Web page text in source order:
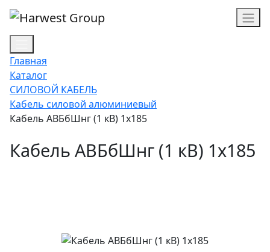
Главная
Каталог
СИЛОВОЙ КАБЕЛЬ
Кабель силовой алюминиевый
Кабель АВБбШнг (1 кВ) 1х185
Кабель АВБбШнг (1 кВ) 1х185